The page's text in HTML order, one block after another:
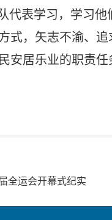
代表学习，学习
式，矢志不渝、
安居乐业的职责
全运会开幕式纪实